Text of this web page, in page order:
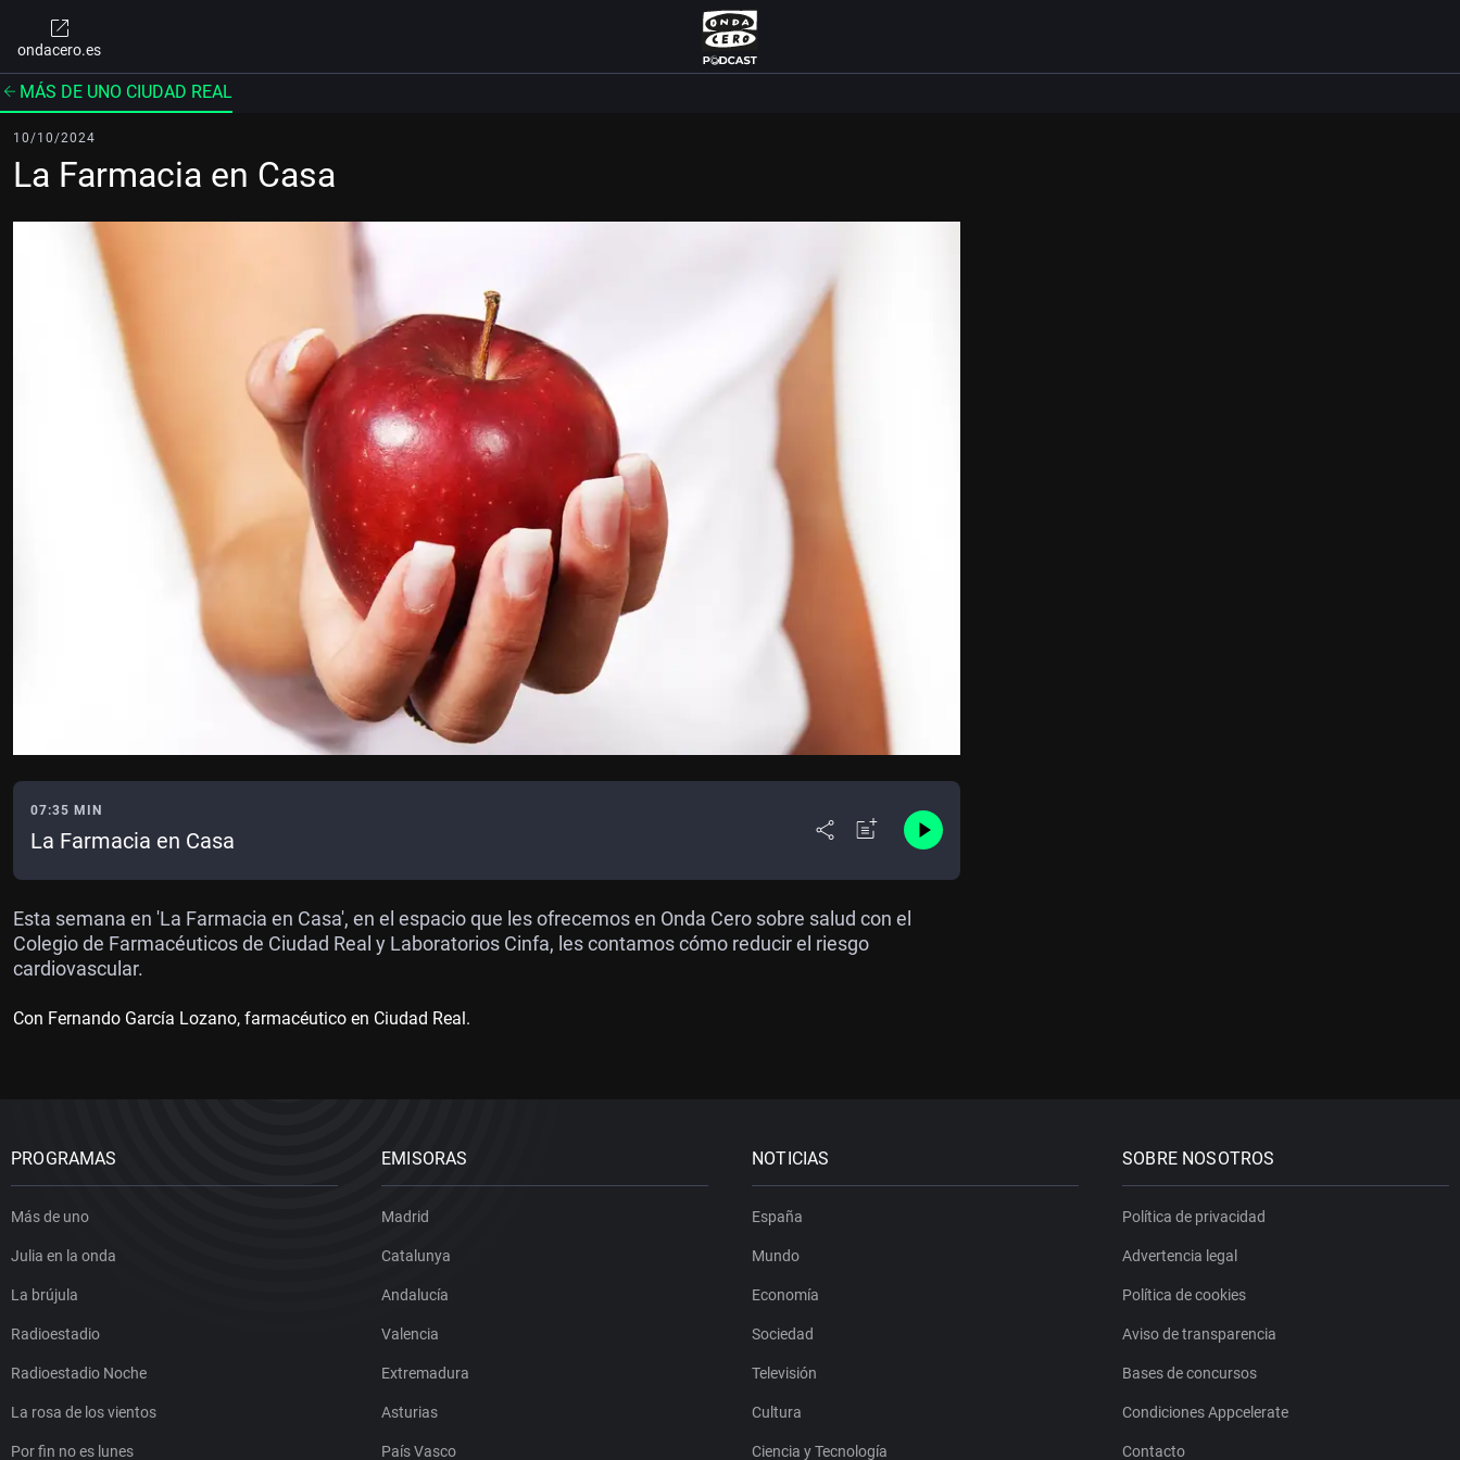
ondacero.es
MÁS DE UNO CIUDAD REAL
10/10/2024
La Farmacia en Casa
07:35 MIN
La Farmacia en Casa
Esta semana en 'La Farmacia en Casa', en el espacio que les ofrecemos en Onda Cero sobre salud con el
Colegio de Farmacéuticos de Ciudad Real y Laboratorios Cinfa, les contamos cómo reducir el riesgo
cardiovascular.
Con Fernando García Lozano, farmacéutico en Ciudad Real.
PROGRAMAS
Más de uno
Julia en la onda
La brújula
Radioestadio
Radioestadio Noche
La rosa de los vientos
Por fin no es lunes
EMISORAS
Madrid
Catalunya
Andalucía
Valencia
Extremadura
Asturias
País Vasco
NOTICIAS
España
Mundo
Economía
Sociedad
Televisión
Cultura
Ciencia y Tecnología
SOBRE NOSOTROS
Política de privacidad
Advertencia legal
Política de cookies
Aviso de transparencia
Bases de concursos
Condiciones Appcelerate
Contacto